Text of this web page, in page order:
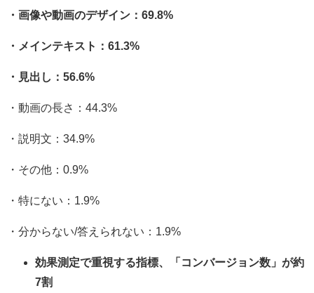
・画像や動画のデザイン：69.8%
・メインテキスト：61.3%
・見出し：56.6%
・動画の長さ：44.3%
・説明文：34.9%
・その他：0.9%
・特にない：1.9%
・分からない/答えられない：1.9%
効果測定で重視する指標、「コンバージョン数」が約
7割